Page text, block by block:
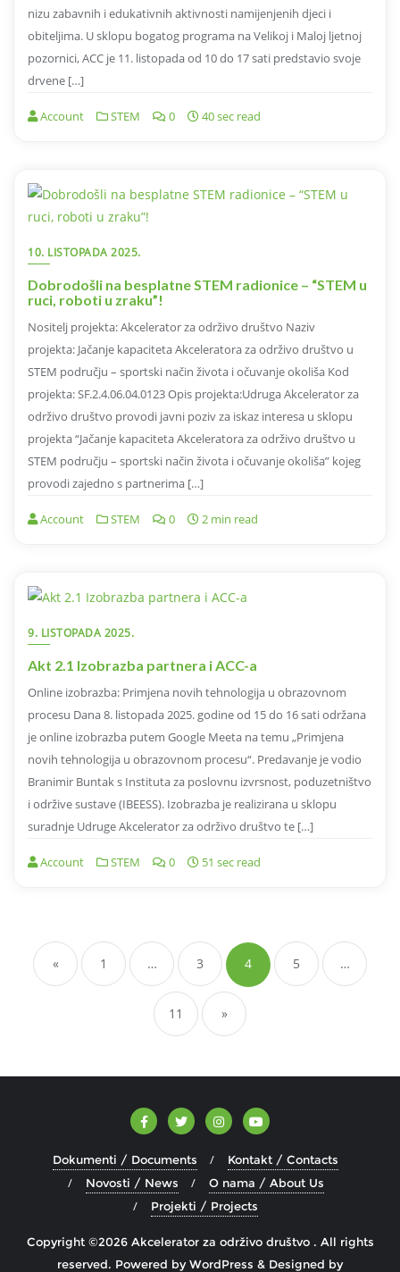
nizu zabavnih i edukativnih aktivnosti namijenjenih djeci i
obiteljima. U sklopu bogatog programa na Velikoj i Maloj ljetnoj
pozornici, ACC je 11. listopada od 10 do 17 sati predstavio svoje
drvene […]
Account STEM 0 40 sec read
10. LISTOPADA 2025.
Dobrodošli na besplatne STEM radionice – “STEM u
ruci, roboti u zraku”!
Nositelj projekta: Akcelerator za održivo društvo Naziv
projekta: Jačanje kapaciteta Akceleratora za održivo društvo u
STEM području – sportski način života i očuvanje okoliša Kod
projekta: SF.2.4.06.04.0123 Opis projekta:Udruga Akcelerator za
održivo društvo provodi javni poziv za iskaz interesa u sklopu
projekta “Jačanje kapaciteta Akceleratora za održivo društvo u
STEM području – sportski način života i očuvanje okoliša” kojeg
provodi zajedno s partnerima […]
Account STEM 0 2 min read
9. LISTOPADA 2025.
Akt 2.1 Izobrazba partnera i ACC-a
Online izobrazba: Primjena novih tehnologija u obrazovnom
procesu Dana 8. listopada 2025. godine od 15 do 16 sati održana
je online izobrazba putem Google Meeta na temu „Primjena
novih tehnologija u obrazovnom procesu“. Predavanje je vodio
Branimir Buntak s Instituta za poslovnu izvrsnost, poduzetništvo
i održive sustave (IBEESS). Izobrazba je realizirana u sklopu
suradnje Udruge Akcelerator za održivo društvo te […]
Account STEM 0 51 sec read
stranica
objava
« 1 … 3 4 5 …
11 »
Dokumenti / Documents
Kontakt / Contacts
Novosti / News
O nama / About Us
Projekti / Projects
Copyright ©2026 Akcelerator za održivo društvo . All rights
reserved. Powered byWordPress & Designed by